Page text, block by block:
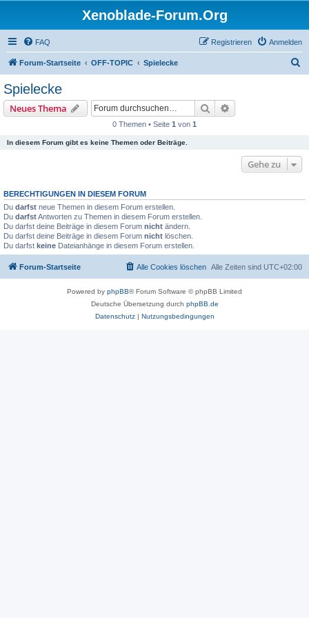
Xenoblade-Forum.Org
FAQ Anmelden
Registrieren
Forum-Startseite OFF-TOPIC Spielecke
Spielecke
Neues Thema Suche
0 Themen • Seite 1 von 1
In diesem Forum gibt es keine Themen oder Beiträge.
Gehe zu
BERECHTIGUNGEN IN DIESEM FORUM
Du darfst neue Themen in diesem Forum erstellen.
Du darfstAntworten zu Themen in diesem Forum erstellen.
Du darfst deine Beiträge in diesem Forum nicht ändern.
Du darfst deine Beiträge in diesem Forum nicht löschen.
Du darfst keine Dateianhänge in diesem Forum erstellen.
Forum-Startseite Alle Zeiten sind UTC+02:00
Alle Cookies löschen
Powered by phpBB® Forum Software © phpBB Limited
Deutsche Übersetzung durch phpBB.de
Datenschutz| Nutzungsbedingungen